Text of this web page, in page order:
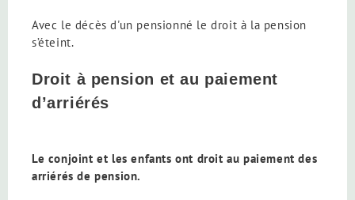
Avec le décès d'un pensionné le droit à la pension
s’éteint.
Droit à pension et au paiement
d’arriérés
Le conjoint et les enfants ont droit au paiement des
arriérés de pension.